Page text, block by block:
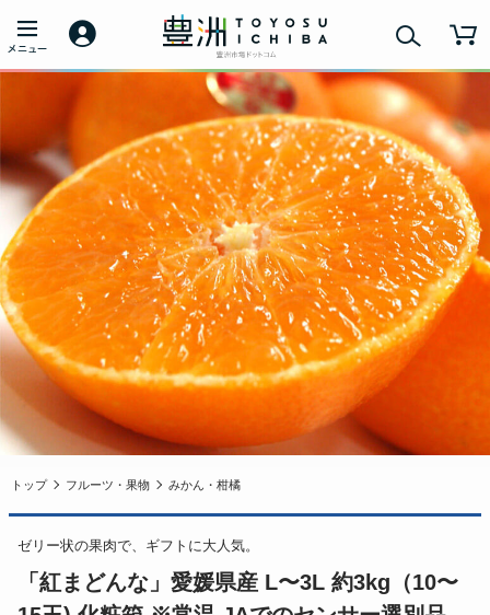
トップ フルーツ・果物 みかん・柑橘
ゼリー状の果肉で、ギフトに大人気。
「紅まどんな」愛媛県産 L〜3L 約3kg（10〜